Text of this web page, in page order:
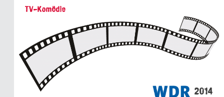
Mythen, Märchen & Legenden (2025)
TV-Komödie
2014